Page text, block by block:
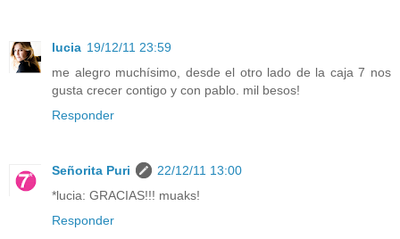
lucia 19/12/11 23:59
me alegro muchísimo, desde el otro lado de la caja 7 nos
gusta crecer contigo y con pablo. mil besos!
Responder
Señorita Puri
22/12/11 13:00
*lucia: GRACIAS!!! muaks!
Responder